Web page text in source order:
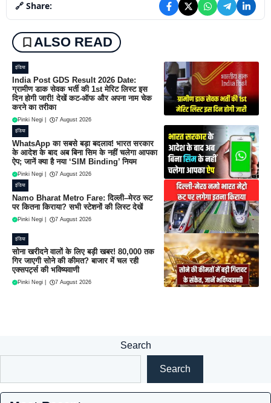
🔗 Share:
ALSO READ
इंडिया
India Post GDS Result 2026 Date:
ग्रामीण डाक सेवक भर्ती की 1st मेरिट लिस्ट इस
दिन होगी जारी! देखें कट-ऑफ और अपना नाम चेक
करने का तरीका
Pinki Negi 7 August 2026
इंडिया
WhatsApp का सबसे बड़ा बदलाव! भारत सरकार
के आदेश के बाद अब बिना सिम के नहीं चलेगा आपका
ऐप; जानें क्या है नया ‘SIM Binding’ नियम
Pinki Negi 7 August 2026
इंडिया
Namo Bharat Metro Fare: दिल्ली–मेरठ रूट
पर कितना किराया? सभी स्टेशनों की लिस्ट देखें
Pinki Negi 7 August 2026
इंडिया
सोना खरीदने वालों के लिए बड़ी खबर! 80,000 तक
गिर जाएगी सोने की कीमत? बाजार में चल रही
एक्सपर्ट्स की भविष्यवाणी
Pinki Negi 7 August 2026
Search
Search